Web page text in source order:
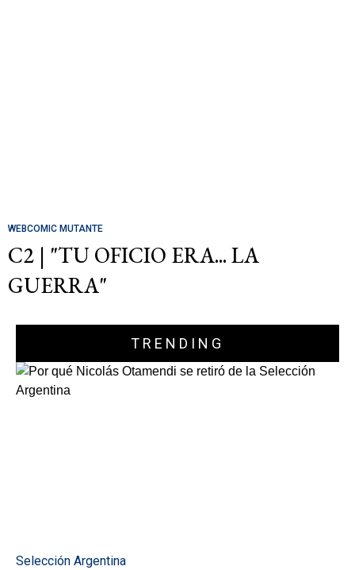
WEBCOMIC MUTANTE
C2 | "TU OFICIO ERA... LA
GUERRA"
TRENDING
Selección Argentina